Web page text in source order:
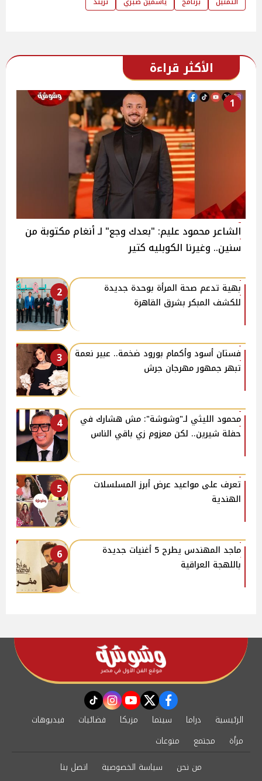
الأكثر قراءة
1
الشاعر محمود عليم: "بعدك وجع" لـ أنغام مكتوبة من
سنين.. وغيرنا الكوبليه كتير
2
بهية تدعم صحة المرأة بوحدة جديدة
للكشف المبكر بشرق القاهرة
3
فستان أسود وأكمام بورود ضخمة.. عبير نعمة
تبهر جمهور مهرجان جرش
4
محمود الليثي لـ"وشوشة": مش هشارك في
حفلة شيرين.. لكن معزوم زي باقي الناس
5
تعرف على مواعيد عرض أبرز المسلسلات
الهندية
6
ماجد المهندس يطرح 5 أغنيات جديدة
باللهجة العراقية
facebook
twitter
youtube
instagram
tiktok
الرئيسية دراما سينما مزيكا فضائيات
فيديوهات
مرأة
مجتمع
منوعات
من نحن
سياسة الخصوصية اتصل بنا